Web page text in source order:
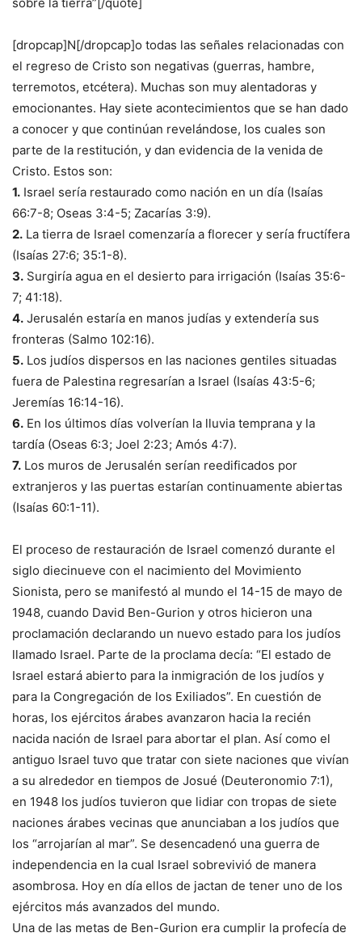
[dropcap]N[/dropcap]o todas las señales relacionadas con
el regreso de Cristo son negativas (guerras, hambre,
terremotos, etcétera). Muchas son muy alentadoras y
emocionantes. Hay siete acontecimientos que se han dado
a conocer y que continúan revelándose, los cuales son
parte de la restitución, y dan evidencia de la venida de
Cristo. Estos son:
1. Israel sería restaurado como nación en un día (Isaías
66:7-8; Oseas 3:4-5; Zacarías 3:9).
2. La tierra de Israel comenzaría a florecer y sería fructífera
(Isaías 27:6; 35:1-8).
3. Surgiría agua en el desierto para irrigación (Isaías 35:6-
7; 41:18).
4. Jerusalén estaría en manos judías y extendería sus
fronteras (Salmo 102:16).
5. Los judíos dispersos en las naciones gentiles situadas
fuera de Palestina regresarían a Israel (Isaías 43:5-6;
Jeremías 16:14-16).
6. En los últimos días volverían la lluvia temprana y la
tardía (Oseas 6:3; Joel 2:23; Amós 4:7).
7. Los muros de Jerusalén serían reedificados por
extranjeros y las puertas estarían continuamente abiertas
(Isaías 60:1-11).
El proceso de restauración de Israel comenzó durante el
siglo diecinueve con el nacimiento del Movimiento
Sionista, pero se manifestó al mundo el 14-15 de mayo de
1948, cuando David Ben-Gurion y otros hicieron una
proclamación declarando un nuevo estado para los judíos
llamado Israel. Parte de la proclama decía: “El estado de
Israel estará abierto para la inmigración de los judíos y
para la Congregación de los Exiliados”. En cuestión de
horas, los ejércitos árabes avanzaron hacia la recién
nacida nación de Israel para abortar el plan. Así como el
antiguo Israel tuvo que tratar con siete naciones que vivían
a su alrededor en tiempos de Josué (Deuteronomio 7:1),
en 1948 los judíos tuvieron que lidiar con tropas de siete
naciones árabes vecinas que anunciaban a los judíos que
los “arrojarían al mar”. Se desencadenó una guerra de
independencia en la cual Israel sobrevivió de manera
asombrosa. Hoy en día ellos de jactan de tener uno de los
ejércitos más avanzados del mundo.
Una de las metas de Ben-Gurion era cumplir la profecía de